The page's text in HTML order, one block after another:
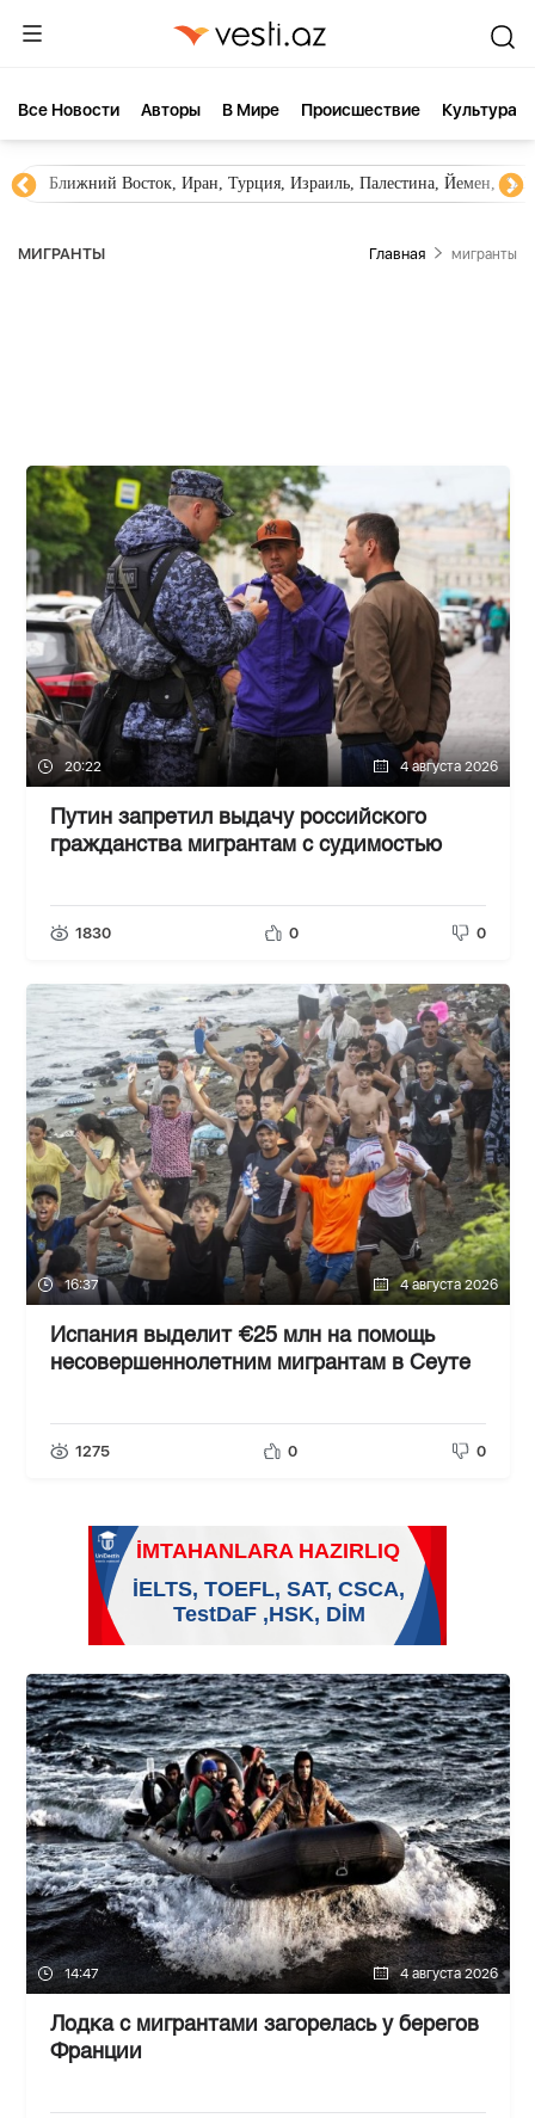
Все Новости Aвторы В Мире Происшествие Культура
Новости Азербайджана Южный Кавказ, Грузия,
МИГРАНТЫ Главная мигранты
20:22 4 августа 2026
Путин запретил выдачу российского
гражданства мигрантам с судимостью
1830 0 0
16:37 4 августа 2026
Испания выделит €25 млн на помощь
несовершеннолетним мигрантам в Сеуте
1275 0 0
14:47 4 августа 2026
Лодка с мигрантами загорелась у берегов
Франции